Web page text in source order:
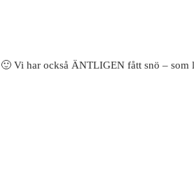
Vi har också ÄNTLIGEN fått snö –